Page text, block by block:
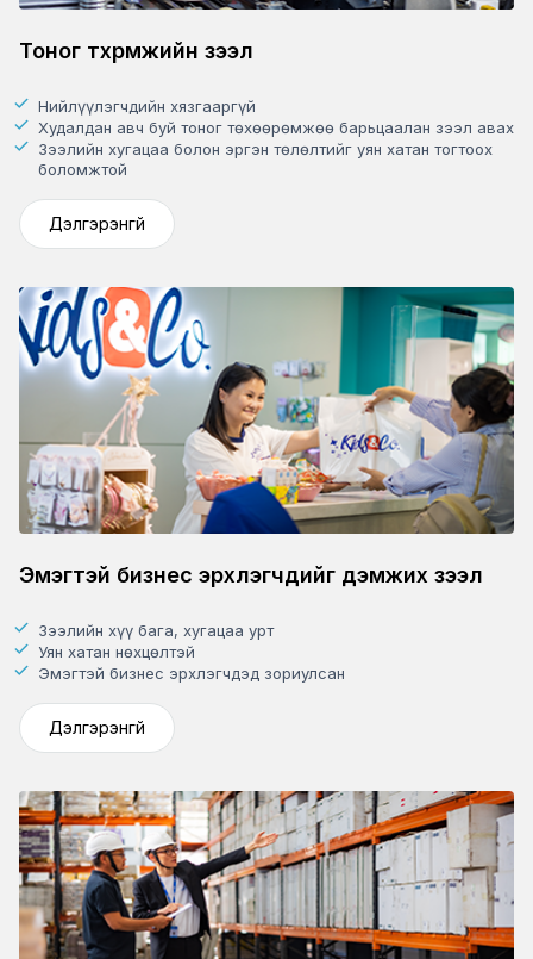
Тоног төхөөрөмжийн зээл
Нийлүүлэгчдийн хязгааргүй
Худалдан авч буй тоног төхөөрөмжөө барьцаалан зээл авах
Зээлийн хугацаа болон эргэн төлөлтийг уян хатан тогтоох
боломжтой
Дэлгэрэнгүй
Эмэгтэй бизнес эрхлэгчдийг дэмжих зээл
Зээлийн хүү бага, хугацаа урт
Уян хатан нөхцөлтэй
Эмэгтэй бизнес эрхлэгчдэд зориулсан
Дэлгэрэнгүй